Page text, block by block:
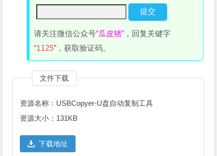
请关注微信公众号“瓜皮猪” ，回复关键字
“1125”，获取验证码。
文件下载
资源名称：USBCopyer-U盘自动复制工具
资源大小：131KB
下载地址